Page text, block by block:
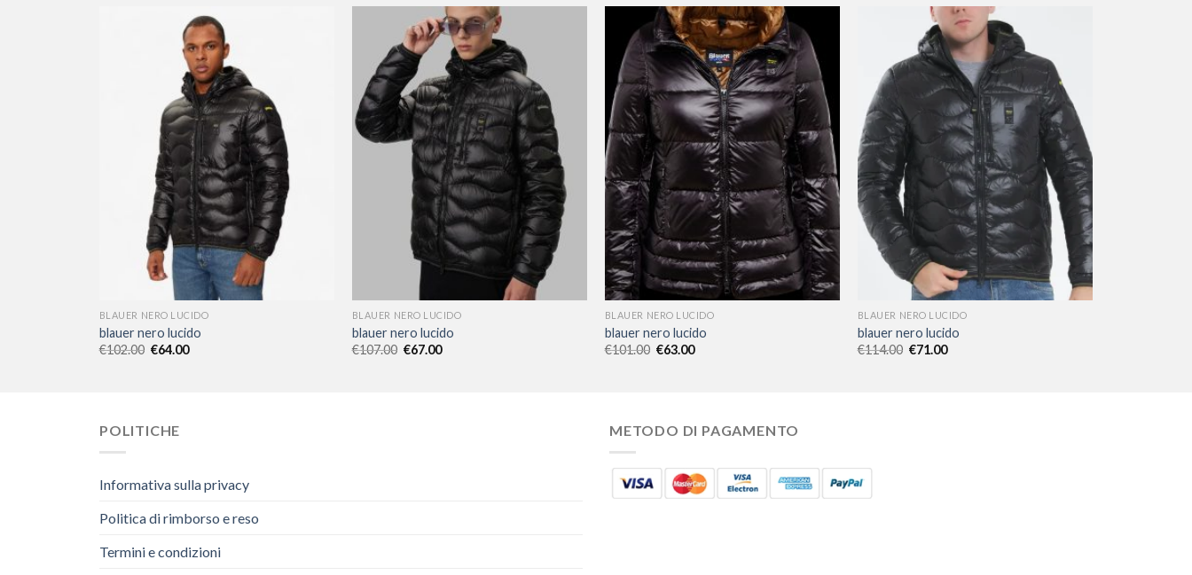
BLAUER NERO LUCIDO
blauer nero lucido
€102.00 €64.00
BLAUER NERO LUCIDO
blauer nero lucido
€107.00 €67.00
BLAUER NERO LUCIDO
blauer nero lucido
€101.00 €63.00
BLAUER NERO LUCIDO
blauer nero lucido
€114.00 €71.00
POLITICHE
Informativa sulla privacy
Politica di rimborso e reso
Termini e condizioni
METODO DI PAGAMENTO